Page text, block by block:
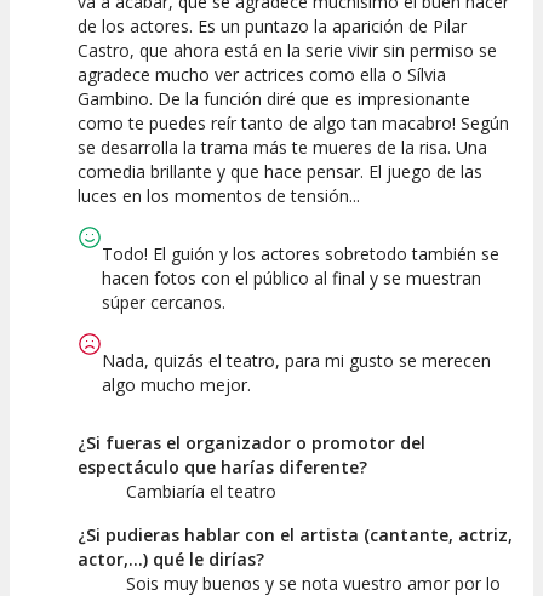
Espectáculo
Escena
artística
de los actores. Es un puntazo la aparición de Pilar
Castro, que ahora está en la serie vivir sin permiso se
agradece mucho ver actrices como ella o Sílvia
Gambino. De la función diré que es impresionante
como te puedes reír tanto de algo tan macabro! Según
se desarrolla la trama más te mueres de la risa. Una
comedia brillante y que hace pensar. El juego de las
luces en los momentos de tensión...
Todo! El guión y los actores sobretodo también se
hacen fotos con el público al final y se muestran
súper cercanos.
Nada, quizás el teatro, para mi gusto se merecen
algo mucho mejor.
¿Si fueras el organizador o promotor del
espectáculo que harías diferente?
Cambiaría el teatro
¿Si pudieras hablar con el artista (cantante, actriz,
actor,...) qué le dirías?
Sois muy buenos y se nota vuestro amor por lo